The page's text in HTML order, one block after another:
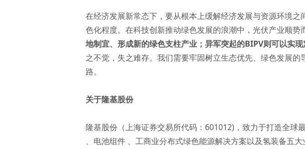
在经济发展新常态下，要从根本上缓解经济发展与资源环境
色化程度。在科技创新推动绿色发展的浪潮中，光伏产业顺势
地制宜、形成新的绿色支柱产业；异军突起的BIPV则可以实
之不觉，失之难存。我们需要牢固树立生态优先、绿色发展
路。
关于隆基股份
隆基股份（上海证券交易所代码：601012)，致力于打造全球
、电池组件 、工商业分布式绿色能源解决方案以及氢装备五